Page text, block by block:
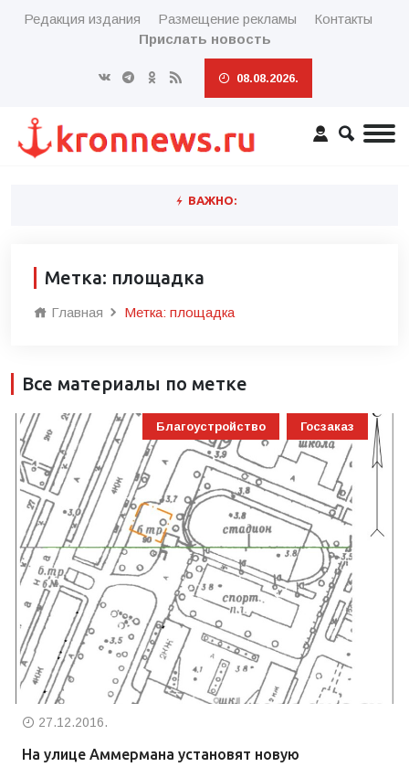
Редакция издания Размещение рекламы
Контакты
Прислать новость
08.08.2026.
ВАЖНО:
Метка: площадка
Главная Метка: площадка
Все материалы по метке
Благоустройство Госзаказ
27.12.2016.
На улице Аммермана установят новую